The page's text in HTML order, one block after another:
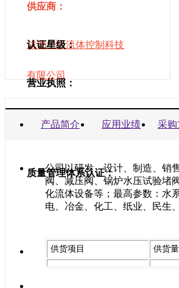
供应商：
成都华西流体控制科技
有限公司
认证星级：
营业执照：
商业信誉承诺书：
质量管理体系认证：
产品简介 应用业绩 采购
公司以研发、设计、制造、销
阀、减压阀、锅炉水压试验堵
化流体设备等；最高参数：水
电、冶金、化工、纸业、民生
供货项目 供货量